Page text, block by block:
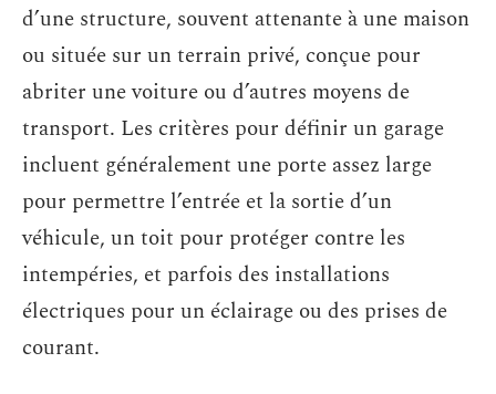
d’une structure, souvent attenante à une maison
ou située sur un terrain privé, conçue pour
abriter une voiture ou d’autres moyens de
transport. Les critères pour définir un garage
incluent généralement une porte assez large
pour permettre l’entrée et la sortie d’un
véhicule, un toit pour protéger contre les
intempéries, et parfois des installations
électriques pour un éclairage ou des prises de
courant.